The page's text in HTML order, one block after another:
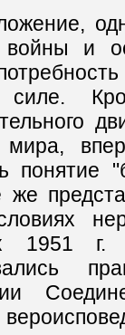
войны и
силе.
мира,
понятие
же
1951